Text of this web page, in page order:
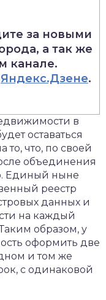
за новыми
а так же
канале.
Яндекс.Дзене.
в
оставаться
что, по своей
объединения
Единый ныне
реестр
данных и
на каждый
образом, у
оформить две
и том же
с одинаковой